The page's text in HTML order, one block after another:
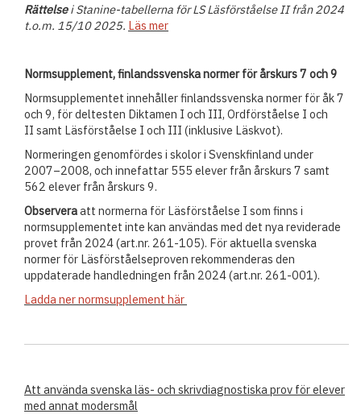
Rättelsei Stanine-tabellerna för LS Läsförståelse II från 2024
t.o.m. 15/10 2025. Läs mer
Normsupplement, finlandssvenska normer för årskurs 7 och 9
Normsupplementet innehåller finlandssvenska normer för åk 7
och 9, för deltesten Diktamen I och III, Ordförståelse I och
II samt Läsförståelse I och III (inklusive Läskvot).
Normeringen genomfördes i skolor i Svenskfinland under
2007–2008, och innefattar 555 elever från årskurs 7 samt
562 elever från årskurs 9.
Observeraatt normerna för Läsförståelse I som finns i
normsupplementet inte kan användas med det nya reviderade
provet från 2024 (art.nr. 261-105). För aktuella svenska
normer för Läsförståelseproven rekommenderas den
uppdaterade handledningen från 2024 (art.nr. 261-001).
Ladda ner normsupplement här
Att använda svenska läs- och skrivdiagnostiska prov för elever
med annat modersmål